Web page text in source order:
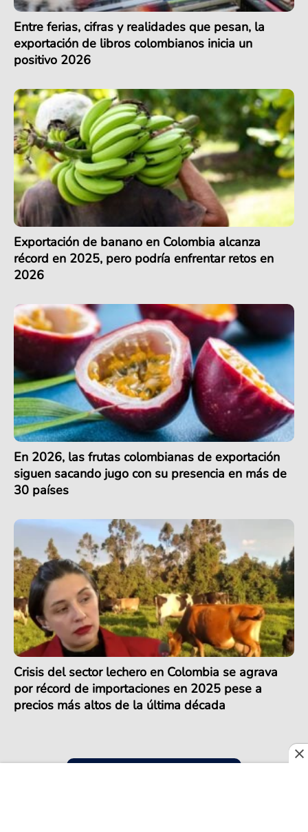
Entre ferias, cifras y realidades que pesan, la
exportación de libros colombianos inicia un
positivo 2026
Exportación de banano en Colombia alcanza
récord en 2025, pero podría enfrentar retos en
2026
En 2026, las frutas colombianas de exportación
siguen sacando jugo con su presencia en más de
30 países
Crisis del sector lechero en Colombia se agrava
por récord de importaciones en 2025 pese a
precios más altos de la última década